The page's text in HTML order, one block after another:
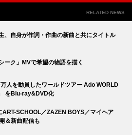
RELATED NEWS
、自身が作詞・作曲の新曲と共にタイトル
ーク」MVで希望の物語を描く
人を動員したワールドツアー Ado WORLD
をBlu-ray&DVD化
ART-SCHOOL／ZAZEN BOYS／マイヘア
＆新曲配信も